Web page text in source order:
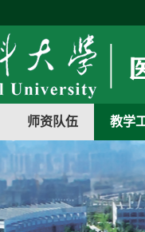
师资队伍 教学